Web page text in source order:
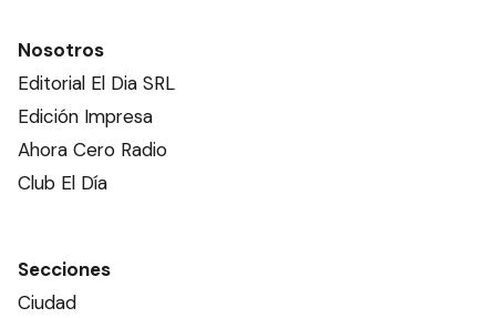
Nosotros
Editorial El Dia SRL
Edición Impresa
Ahora Cero Radio
Club El Día
Secciones
Ciudad